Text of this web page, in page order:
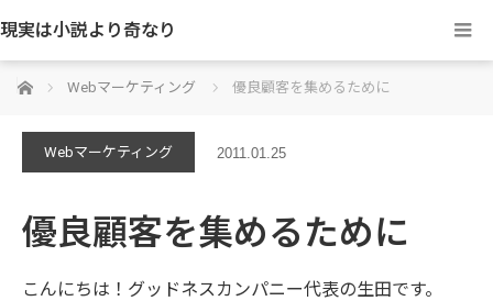
現実は小説より奇なり
ホーム Webマーケティング 優良顧客を集めるために
Webマーケティング 2011.01.25
優良顧客を集めるために
こんにちは！グッドネスカンパニー代表の生田です。